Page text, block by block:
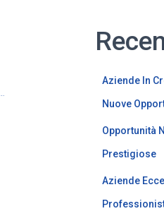
Aziende In
Nuove
Opportunità
Prestigiose
Aziende